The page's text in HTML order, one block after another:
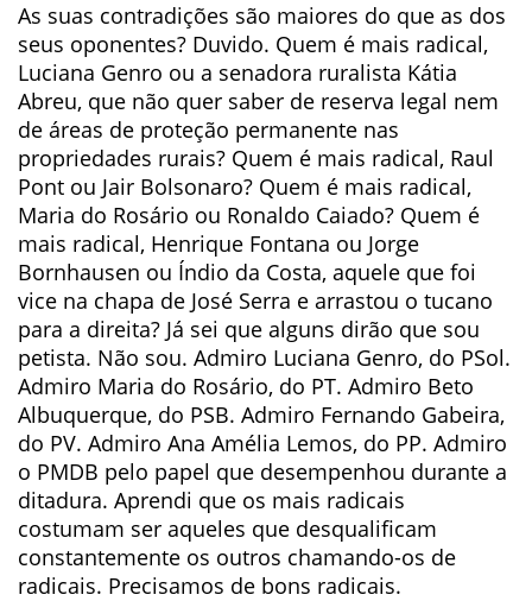
As suas contradições são maiores do que as dos
seus oponentes? Duvido. Quem é mais radical,
Luciana Genro ou a senadora ruralista Kátia
Abreu, que não quer saber de reserva legal nem
de áreas de proteção permanente nas
propriedades rurais? Quem é mais radical, Raul
Pont ou Jair Bolsonaro? Quem é mais radical,
Maria do Rosário ou Ronaldo Caiado? Quem é
mais radical, Henrique Fontana ou Jorge
Bornhausen ou Índio da Costa, aquele que foi
vice na chapa de José Serra e arrastou o tucano
para a direita? Já sei que alguns dirão que sou
petista. Não sou. Admiro Luciana Genro, do PSol.
Admiro Maria do Rosário, do PT. Admiro Beto
Albuquerque, do PSB. Admiro Fernando Gabeira,
do PV. Admiro Ana Amélia Lemos, do PP. Admiro
o PMDB pelo papel que desempenhou durante a
ditadura. Aprendi que os mais radicais
costumam ser aqueles que desqualificam
constantemente os outros chamando-os de
radicais. Precisamos de bons radicais.